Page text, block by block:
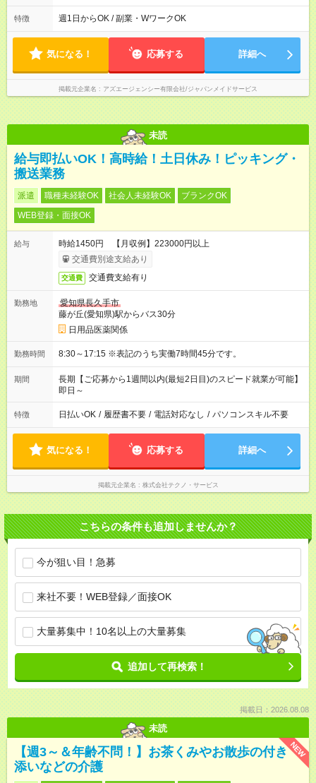
分～16時00分 ※勤務帯は複数あります！ ＼働き方のご希望を
聞かせてください！／ 気になることはなんでも相談してくださ
特徴 週1日からOK / 副業・WワークOK
気になる！ 応募する 詳細へ
掲載元企業名 アズエージェンシー有限会社/ジャパンメイドサービス
未読
給与即払いOK！高時給！土日休み！ピッキング・
搬送業務
派遣 職種未経験OK 社会人未経験OK
ブランクOK
WEB登録・面接OK
給与
時給1450円 【月収例】223000円以上
交通費別途支給あり
交通費 交通費支給有り
勤務地
愛知県長久手市
藤が丘(愛知県)駅からバス30分
日用品医薬関係
勤務時間 8:30～17:15 ※表記のうち実働7時間45分です。
期間
長期【ご応募から1週間以内(最短2日目)のスピード就業が可能】
即日～
特徴 日払いOK / 履歴書不要 / 電話対応なし / パソコンスキル不要
気になる！ 応募する 詳細へ
掲載元企業名 株式会社テクノ・サービス
こちらの条件も追加しませんか？
今が狙い目！急募
来社不要！WEB登録／面接OK
大量募集中！10名以上の大量募集
追加して再検索！
掲載日：2026.08.08
未読
NEW
【週3～＆年齢不問！】お茶くみやお散歩の付き
添いなどの介護